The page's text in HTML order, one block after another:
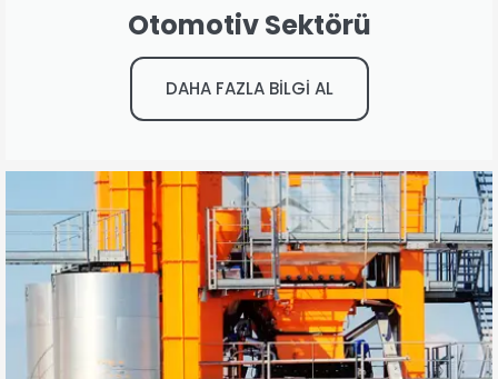
Otomotiv Sektörü
DAHA FAZLA BİLGİ AL